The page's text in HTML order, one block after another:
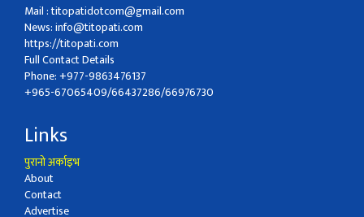
Mail :titopatidotcom@gmail.com
News:info@titopati.com
https://titopati.com
Full Contact Details
Phone: +977-9863476137
+965-67065409/66437286/66976730
Links
पुरानो अर्काइभ
About
Contact
Advertise